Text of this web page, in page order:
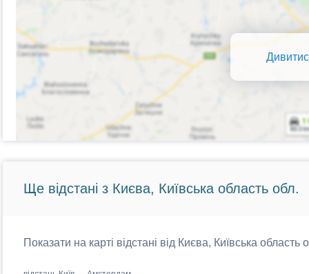
Ще відстані з Києва, Київська область обл.
Показати на карті відстані від Києва, Київська